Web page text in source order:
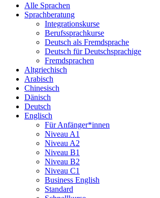
Alle Sprachen
Sprachberatung
Integrationskurse
Berufssprachkurse
Deutsch als Fremdsprache
Deutsch für Deutschsprachige
Fremdsprachen
Altgriechisch
Arabisch
Chinesisch
Dänisch
Deutsch
Englisch
Für Anfänger*innen
Niveau A1
Niveau A2
Niveau B1
Niveau B2
Niveau C1
Business English
Standard